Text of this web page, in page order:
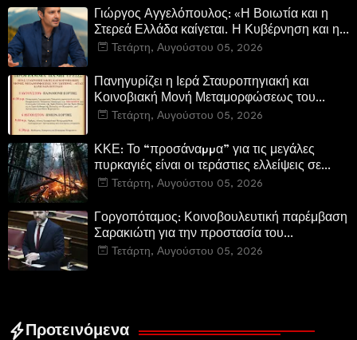
Γιώργος Αγγελόπουλος: «Η Βοιωτία και η
Στερεά Ελλάδα καίγεται. Η Κυβέρνηση και η
Περιφερειακή Αρχή αυτοθαυμάζονται.»
Τετάρτη, Αυγούστου 05, 2026
Πανηγυρίζει η Ιερά Σταυροπηγιακή και
Κοινοβιακή Μονή Μεταμορφώσεως του
Σωτήρος Καμενων Βουρλων (Μονή Αγιάς ή
Τετάρτη, Αυγούστου 05, 2026
ΚΚΕ: Το “προσάναµµα” για τις μεγάλες
πυρκαγιές είναι οι τεράστιες ελλείψεις σε
µέσα και προσωπικό στην Πυροσβεστική και
Τετάρτη, Αυγούστου 05, 2026
Γοργοπόταμος: Κοινοβουλευτική παρέμβαση
Σαρακιώτη για την προστασία του
εμβληματικού φυσικού και ιστορικού
Τετάρτη, Αυγούστου 05, 2026
Προτεινόμενα